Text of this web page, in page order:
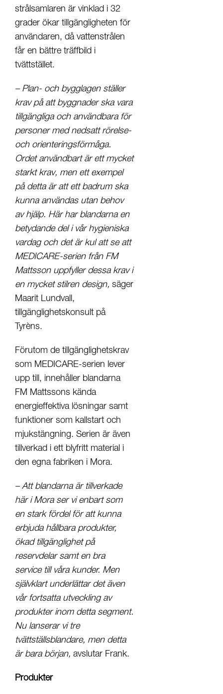
strålsamlaren är vinklad i 32
grader ökar tillgängligheten för
användaren, då vattenstrålen
får en bättre träffbild i
tvättstället.
– Plan- och bygglagen ställer
krav på att byggnader ska vara
tillgängliga och användbara för
personer med nedsatt rörelse-
och orienteringsförmåga.
Ordet användbart är ett mycket
starkt krav, men ett exempel
på detta är att ett badrum ska
kunna användas utan behov
av hjälp. Här har blandarna en
betydande del i vår hygieniska
vardag och det är kul att se att
MEDICARE-serien från FM
Mattsson uppfyller dessa krav i
en mycket stilren design, säger
Maarit Lundvall,
tillgänglighetskonsult på
Tyrèns.
Förutom de tillgänglighetskrav
som MEDICARE-serien lever
upp till, innehåller blandarna
FM Mattssons kända
energieffektiva lösningar samt
funktioner som kallstart och
mjukstängning. Serien är även
tillverkad i ett blyfritt material i
den egna fabriken i Mora.
– Att blandarna är tillverkade
här i Mora ser vi enbart som
en stark fördel för att kunna
erbjuda hållbara produkter,
ökad tillgänglighet på
reservdelar samt en bra
service till våra kunder. Men
självklart underlättar det även
vår fortsatta utveckling av
produkter inom detta segment.
Nu lanserar vi tre
tvättställsblandare, men detta
är bara början, avslutar Frank.
Produkter